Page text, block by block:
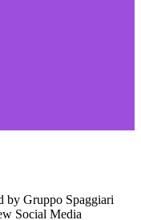
by Gruppo Spaggiari
Social Media